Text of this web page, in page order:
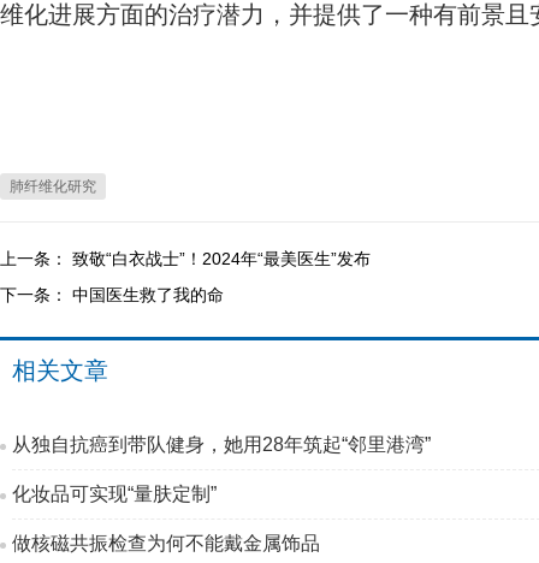
维化进展方面的治疗潜力，并提供了一种有前景
肺纤维化研究
上一条： 致敬“白衣战士”！2024年“最美医生”发布
下一条： 中国医生救了我的命
相关文章
从独自抗癌到带队健身，她用28年筑起“邻里港湾”
化妆品可实现“量肤定制”
做核磁共振检查为何不能戴金属饰品